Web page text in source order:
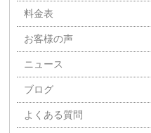
料金表
お客様の声
ニュース
ブログ
よくある質問